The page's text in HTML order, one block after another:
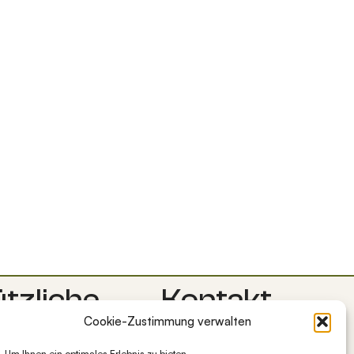
Cookie-Zustimmung verwalten
Kontakt
Lets-Grow
Bocksweg 7